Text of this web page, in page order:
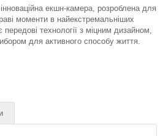
екшн-камера, розроблена для
моменти в найекстремальніших
технології з міцним дизайном,
для активного способу життя.